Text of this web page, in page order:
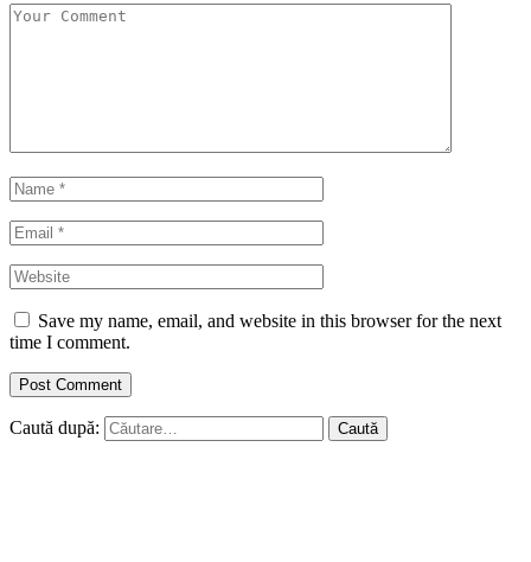
Save my name, email, and website in this browser for the next
time I comment.
Caută după: